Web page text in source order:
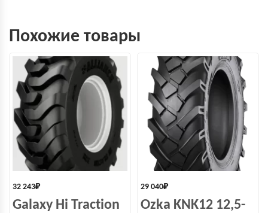
Похожие товары
32 243₽
Galaxy Hi Traction
29 040₽
Ozka KNK12 12,5-